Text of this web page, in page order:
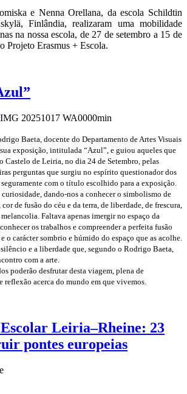
e Nenna Orellana, da escola Schildtin
Finlândia, realizaram uma mobilidade
na nossa escola, de 27 de setembro a 15 de
Projeto Erasmus + Escola.
Baeta, docente do Departamento de Artes Visuais
exposição, intitulada “Azul”, e guiou aqueles que
Castelo de Leiria, no dia 24 de Setembro, pelas
perguntas que surgiu no espírito questionador dos
com o título escolhido para a exposição.
dando-nos a conhecer o simbolismo de
de fusão do céu e da terra, de liberdade, de frescura,
Faltava apenas imergir no espaço da
os trabalhos e compreender a perfeita fusão
o carácter sombrio e húmido do espaço que as acolhe.
e a liberdade que, segundo o Rodrigo Baeta,
com a arte.
poderão desfrutar desta viagem, plena de
reflexão acerca do mundo em que vivemos.
Leiria–Rheine: 23
pontes europeias